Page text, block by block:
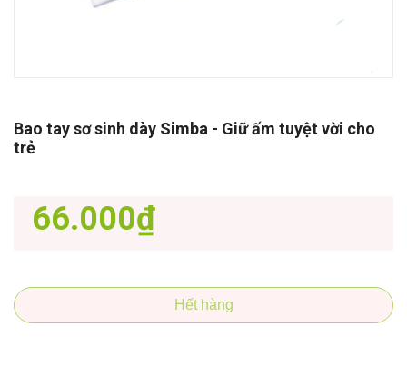
Bao tay sơ sinh dày Simba - Giữ ấm tuyệt vời cho
trẻ
66.000₫
Hết hàng